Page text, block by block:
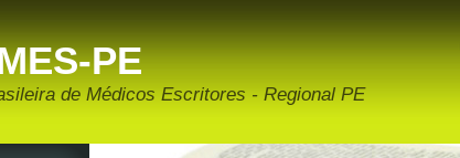
PE
de Médicos Escritores - Regional PE